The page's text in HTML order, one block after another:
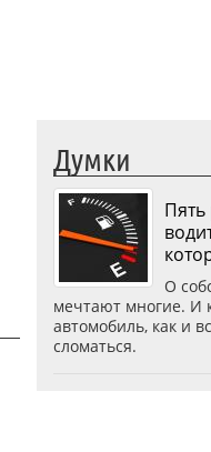
Думки
О
мечтают многие. И
автомобиль, как и
сломаться.